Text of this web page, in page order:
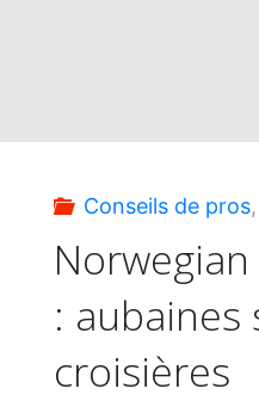
Conseils de pros,
: aubaines
croisières